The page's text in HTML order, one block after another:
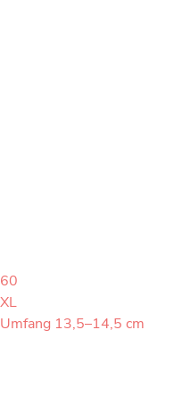
60
XL
Umfang 13,5–14,5 cm